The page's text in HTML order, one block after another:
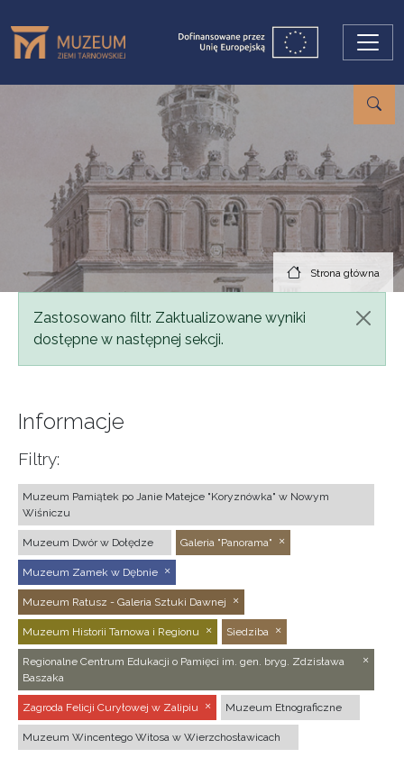
Strona główna
Komunikat
Zastosowano filtr. Zaktualizowane wyniki
dostępne w następnej sekcji.
Informacje
Filtry:
Muzeum Pamiątek po Janie Matejce "Koryznówka" w Nowym
Wiśniczu
Muzeum Dwór w Dołędze Galeria "Panorama"
Muzeum Zamek w Dębnie
Muzeum Ratusz - Galeria Sztuki Dawnej
Muzeum Historii Tarnowa i Regionu Siedziba
Regionalne Centrum Edukacji o Pamięci im. gen. bryg. Zdzisława
Baszaka
Zagroda Felicji Curyłowej w Zalipiu Muzeum Etnograficzne
Muzeum Wincentego Witosa w Wierzchosławicach